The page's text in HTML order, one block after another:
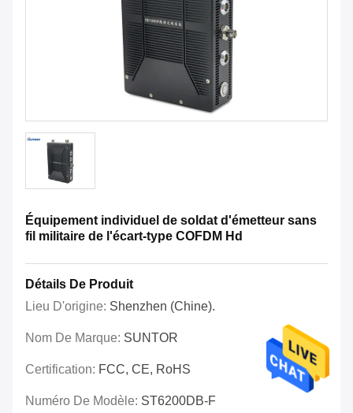
Équipement individuel de soldat d'émetteur sans
fil militaire de l'écart-type COFDM Hd
Détails De Produit
Lieu D'origine: Shenzhen (Chine).
Nom De Marque: SUNTOR
Certification: FCC, CE, RoHS
Numéro De Modèle: ST6200DB-F